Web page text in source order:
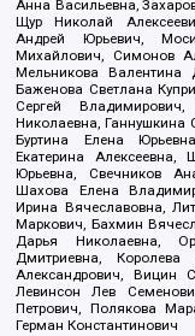
Анна Васильевна,
Щур Николай
Андрей Юрьевич,
Михайлович, Симонов
Мельникова Валентина
Баженова Светлана
Сергей
Николаевна, Ганнушкина
Буртина Елена
Екатерина
Юрьевна, Свечников
Шахова Елена
Ирина Вячеславовна,
Маркович, Бахмин
Дарья Николаевна,
Дмитриевна,
Александрович, Вицин
Левинсон Лев
Петрович, Полякова
Герман Константинович